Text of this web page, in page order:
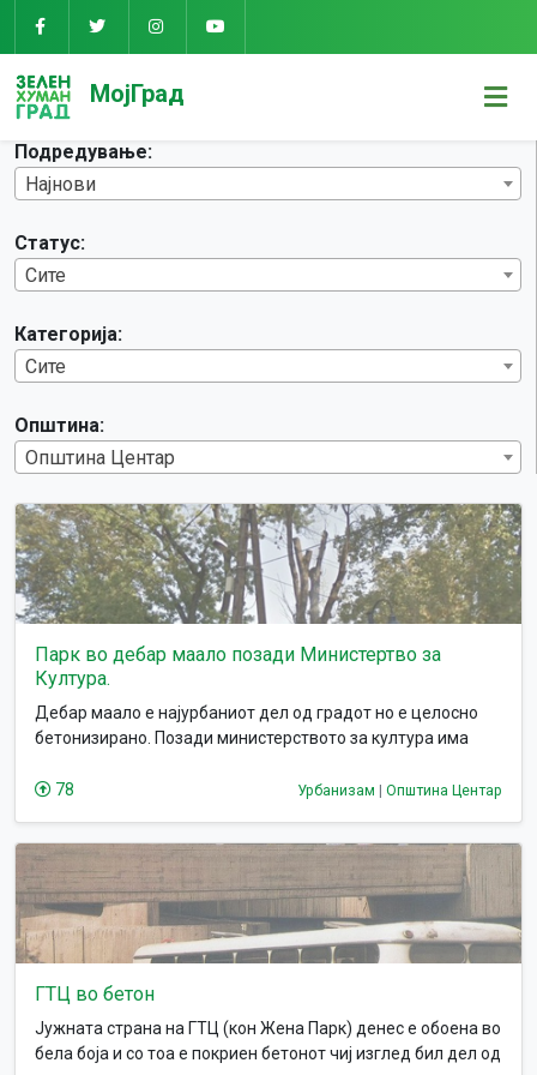
МојГрад
Предлози
Подредување:
Најнови
Статус:
Сите
Категорија:
Сите
Општина:
Општина Центар
Парк во дебар маало позади Министертво за
Култура.
Дебар маало е најурбаниот дел од градот но е целосно
бетонизирано. Позади министерството за култура има
78
Урбанизам | Општина Центар
ГТЦ во бетон
Јужната страна на ГТЦ (кон Жена Парк) денес е обоена во
бела боја и со тоа е покриен бетонот чиј изглед бил дел од